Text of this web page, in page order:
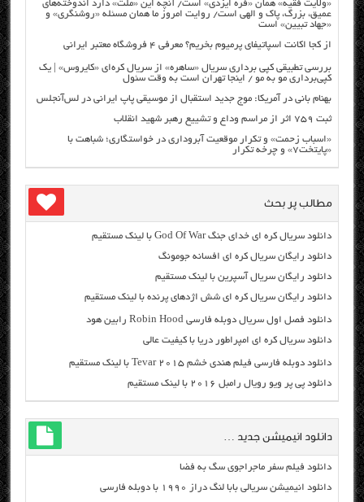
«ولایت فقیه» همان «فره ایزدی» است/ آنچه این «ملت» دارد اندوخته‌های
عمیق، بزرگ، پاک و الهی است/ روایت امروز ما همان مسئله «روشنگری» و
«جهاد تبیین» است
از کجا اکانت اسپاتیفای پرمیوم بخریم؟ معرفی ۴ فروشگاه معتبر ایرانی
بررسی تطبیقی کپی برداری سریال «ساهره» از سریال کره‌ای «کایروس» | یک
کپی‌برداری مو به مو / اینجا تهران است به وقت سئول
بهنام بانی در آمریکا: موج جدید استقبال از موسیقی پاپ ایرانی در لس‌آنجلس
ثبت ۷۵۹ اثر از مراسم وداع و تشییع رهبر شهید انقلاب
«اسباب زحمت» و تکرار موقعیت آبروداری در خواستگاری؛ شباهت با
«پایتخت۷» و چرخه تکرار
مطالب پر بحث
دانلود سریال کره ای خدای جنگ God Of War با لینک مستقیم
دانلود رایگان سریال کره ای افسانه جومونگ
دانلود رایگان سریال آسپرین با لینک مستقیم
دانلود رایگان سریال کره ای شش اژدهای پرنده با لینک مستقیم
دانلود فصل اول سریال دوبله فارسی Robin Hood رابین هود
دانلود سریال کره ای امپراطور دریا با کیفیت عالی
دانلود دوبله فارسی فیلم هندی خشم Tevar ۲۰۱۵ با لینک مستقیم
دانلود پی پر ویو رویال رامبل ۲۰۱۶ با لینک مستقیم
دانلود انیمیشن جدید …
دانلود فیلم سفر ماجراجوی سگ به فضا
دانلود انیمیشن سریالی بابا لنگ دراز ۱۹۹۰ با دوبله فارسی